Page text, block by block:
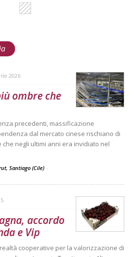
2026
ombre che
precedenti, massificazione
dal mercato cinese rischiano di
negli ultimi anni era invidiato nel
Santiago (Cile) -
accordo
e Vip
cooperative per la valorizzazione di